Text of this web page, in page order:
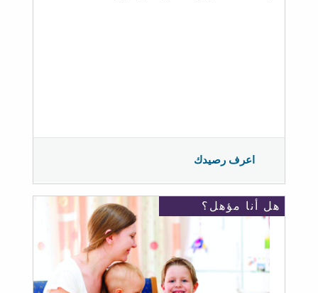
اعرف رصيدك
هل أنا مؤهل؟